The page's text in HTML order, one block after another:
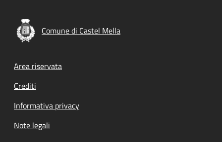
Comune di Castel Mella
Footer menu
Area riservata
Crediti
Informativa privacy
Note legali